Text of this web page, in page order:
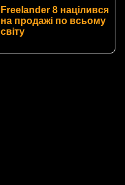
Freelander 8 націлився
на продажі по всьому
світу